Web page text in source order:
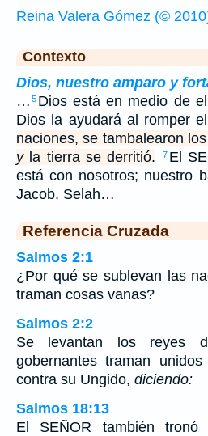
Reina Valera Gómez (©
Contexto
Dios, nuestro amparo y
… 5 Dios está en medio de
Dios la ayudará al romper
naciones, se tambalearon
yla tierra se derritió. 7 El
está con nosotros; nuestro
Jacob. Selah…
Referencia Cruzada
Salmos 2:1
¿Por qué se sublevan las
traman cosas vanas?
Salmos 2:2
Se levantan los reyes
gobernantes traman
contra su Ungido, diciendo:
Salmos 18:13
El SEÑOR también